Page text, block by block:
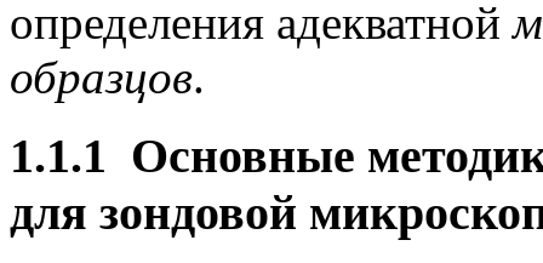
определения адекватной
образцов.
1.1.1 Основные
для зондовой